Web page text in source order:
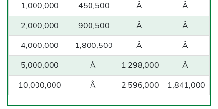
1,000,000 450,500 Â
Â
2,000,000
900,500 Â
Â
4,000,000
1,800,500 Â
Â
5,000,000
Â 1,298,000
Â
10,000,000
Â 2,596,000 1,841,000